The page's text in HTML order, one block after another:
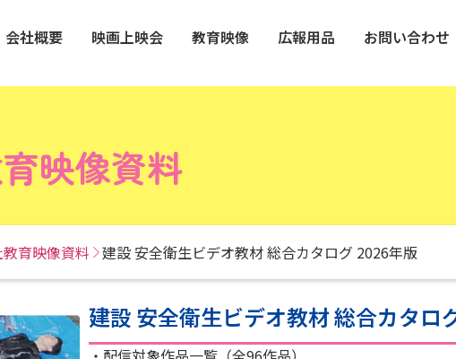
会社概要 映画上映会 教育映像 広報用品 お問い合わせ
映像資料
育映像資料 建設 安全衛生ビデオ教材 総合カタログ 2026年版
建設 安全衛生ビデオ教材 総合カタロ